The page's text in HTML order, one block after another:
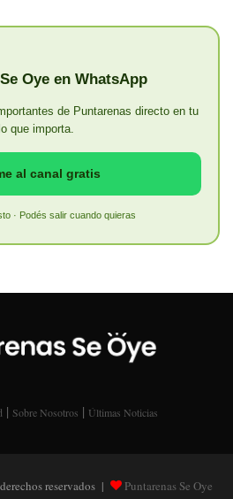
Oye en WhatsApp
de Puntarenas directo en tu
que importa.
al canal gratis
· Podés salir cuando quieras
| Sobre Nosotros | Últimas Noticias
reservados | Puntarenas Se Oye